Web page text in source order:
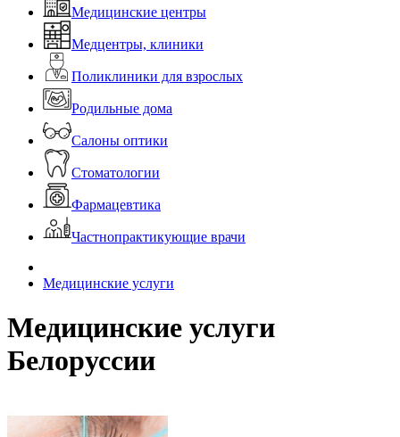
Медицинские центры
Медцентры, клиники
Поликлиники для взрослых
Родильные дома
Салоны оптики
Стоматологии
Фармацевтика
Частнопрактикующие врачи
Медицинские услуги
Медицинские услуги
Белоруссии